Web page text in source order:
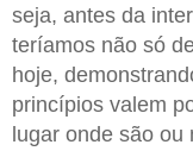
seja, antes da
teríamos não só
hoje,
princípios valem
lugar onde são